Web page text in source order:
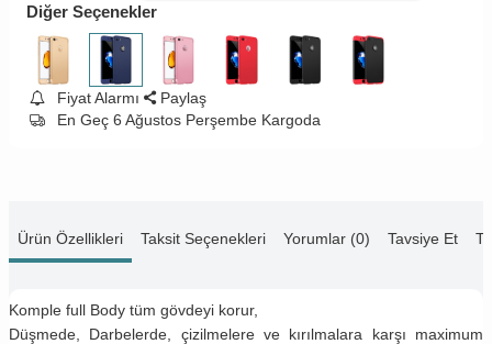
Diğer Seçenekler
Fiyat Alarmı
Paylaş
En Geç 6 Ağustos Perşembe Kargoda
Ürün Özellikleri Taksit Seçenekleri Yorumlar (0) Tavsiye Et
Komple full Body tüm gövdeyi korur,
Düşmede, Darbelerde, çizilmelere ve kırılmalara karşı maximum